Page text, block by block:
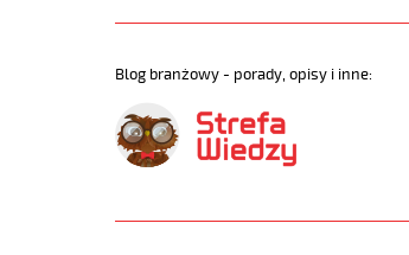
Blog branżowy - porady, opisy i inne: